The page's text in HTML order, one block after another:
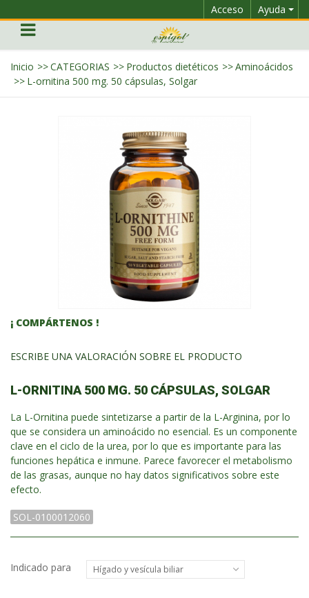
Ayuda
Acceso
Inicio >>CATEGORIAS >> Productos dietéticos >>Aminoácidos
>> L-ornitina 500 mg. 50 cápsulas, Solgar
¡ COMPÁRTENOS !
ESCRIBE UNA VALORACIÓN SOBRE EL PRODUCTO
L-ORNITINA 500 MG. 50 CÁPSULAS, SOLGAR
La L-Ornitina puede sintetizarse a partir de la L-Arginina, por lo
que se considera un aminoácido no esencial. Es un componente
clave en el ciclo de la urea, por lo que es importante para las
funciones hepática e inmune. Parece favorecer el metabolismo
de las grasas, aunque no hay datos significativos sobre este
efecto.
SOL-0100012060
Indicado para Hígado y vesícula biliar